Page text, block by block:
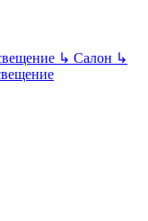
↳ Салон ↳